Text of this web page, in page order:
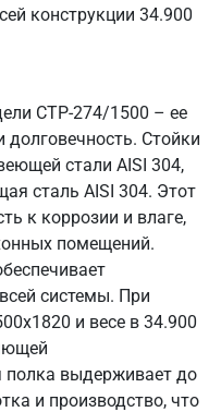
конструкции 34.900
СТР-274/1500 – ее
Стойки
стали AISI 304,
сталь AISI 304. Этот
к коррозии и влаге,
помещений.
системы. При
и весе в 34.900
выдерживает до
и производство, что